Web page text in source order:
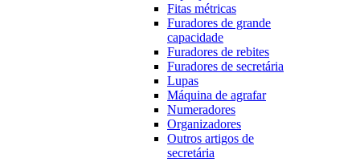
Fitas métricas
Furadores de grande
capacidade
Furadores de rebites
Furadores de secretária
Lupas
Máquina de agrafar
Numeradores
Organizadores
Outros artigos de
secretária